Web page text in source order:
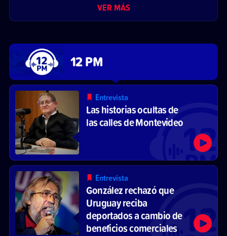
VER MÁS
12 PM
Entrevista
Las historias ocultas de
las calles de Montevideo
Entrevista
González rechazó que
Uruguay reciba
deportados a cambio de
beneficios comerciales